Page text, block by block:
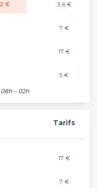
2 € 3,6 €
7 €
17 €
5 €
08h – 02h
Tarifs
17 €
7 €